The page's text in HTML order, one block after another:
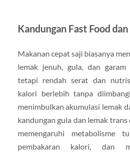
Kandungan Fast Food
Makanan cepat saji biasanya
lemak jenuh, gula, dan garam
tetapi rendah serat dan
kalori berlebih tanpa
menimbulkan akumulasi lemak
kandungan gula dan lemak
memengaruhi metabolisme
pembakaran kalori, dan